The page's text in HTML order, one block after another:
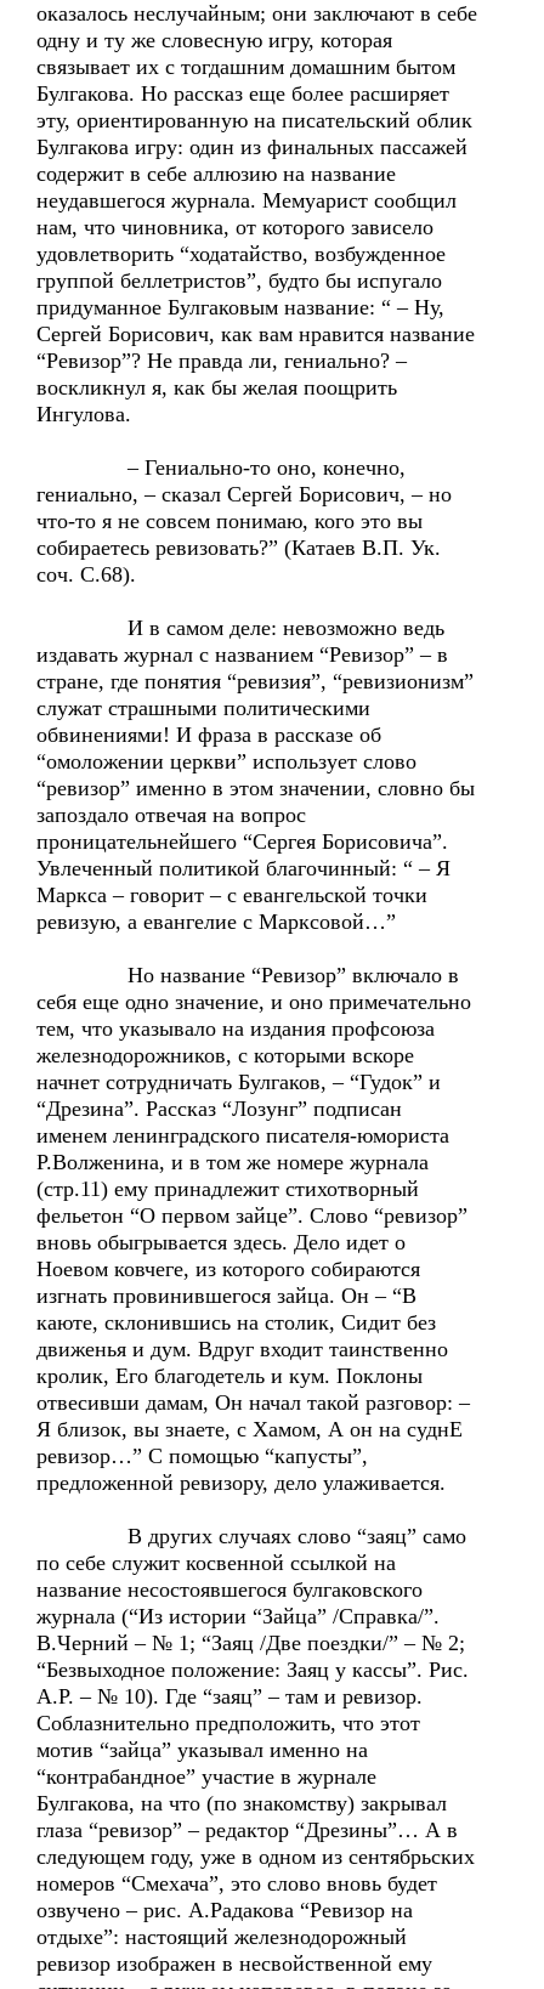
оказалось неслучайным; они заключают в себе
одну и ту же словесную игру, которая
связывает их с тогдашним домашним бытом
Булгакова. Но рассказ еще более расширяет
эту, ориентированную на писательский облик
Булгакова игру: один из финальных пассажей
содержит в себе аллюзию на название
неудавшегося журнала. Мемуарист сообщил
нам, что чиновника, от которого зависело
удовлетворить “ходатайство, возбужденное
группой беллетристов”, будто бы испугало
придуманное Булгаковым название: “ – Ну,
Сергей Борисович, как вам нравится название
“Ревизор”? Не правда ли, гениально? –
воскликнул я, как бы желая поощрить
Ингулова.
– Гениально-то оно, конечно,
гениально, – сказал Сергей Борисович, – но
что-то я не совсем понимаю, кого это вы
собираетесь ревизовать?” (Катаев В.П. Ук.
соч. С.68).
И в самом деле: невозможно ведь
издавать журнал с названием “Ревизор” – в
стране, где понятия “ревизия”, “ревизионизм”
служат страшными политическими
обвинениями! И фраза в рассказе об
“омоложении церкви” использует слово
“ревизор” именно в этом значении, словно бы
запоздало отвечая на вопрос
проницательнейшего “Сергея Борисовича”.
Увлеченный политикой благочинный: “ – Я
Маркса – говорит – с евангельской точки
ревизую, а евангелие с Марксовой…”
Но название “Ревизор” включало в
себя еще одно значение, и оно примечательно
тем, что указывало на издания профсоюза
железнодорожников, с которыми вскоре
начнет сотрудничать Булгаков, – “Гудок” и
“Дрезина”. Рассказ “Лозунг” подписан
именем ленинградского писателя-юмориста
Р.Волженина, и в том же номере журнала
(стр.11) ему принадлежит стихотворный
фельетон “О первом зайце”. Слово “ревизор”
вновь обыгрывается здесь. Дело идет о
Ноевом ковчеге, из которого собираются
изгнать провинившегося зайца. Он – “В
каюте, склонившись на столик, Сидит без
движенья и дум. Вдруг входит таинственно
кролик, Его благодетель и кум. Поклоны
отвесивши дамам, Он начал такой разговор: –
Я близок, вы знаете, с Хамом, А он на суднЕ
ревизор…” С помощью “капусты”,
предложенной ревизору, дело улаживается.
В других случаях слово “заяц” само
по себе служит косвенной ссылкой на
название несостоявшегося булгаковского
журнала (“Из истории “Зайца” /Справка/”.
В.Черний – № 1; “Заяц /Две поездки/” – № 2;
“Безвыходное положение: Заяц у кассы”. Рис.
А.Р. – № 10). Где “заяц” – там и ревизор.
Соблазнительно предположить, что этот
мотив “зайца” указывал именно на
“контрабандное” участие в журнале
Булгакова, на что (по знакомству) закрывал
глаза “ревизор” – редактор “Дрезины”… А в
следующем году, уже в одном из сентябрьских
номеров “Смехача”, это слово вновь будет
озвучено – рис. А.Радакова “Ревизор на
отдыхе”: настоящий железнодорожный
ревизор изображен в несвойственной ему